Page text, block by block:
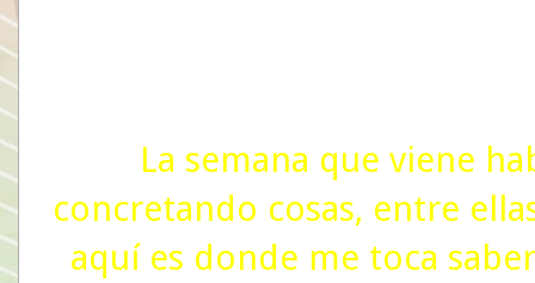
La semana que viene
concretando cosas, entre
aquí es donde me toca